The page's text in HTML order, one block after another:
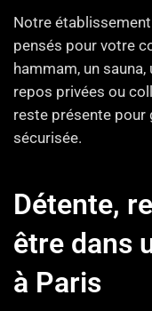
Notre
pensés pour votre
hammam, un
repos privées ou
reste présente pour
sécurisée.
Détente,
être dans
à Paris